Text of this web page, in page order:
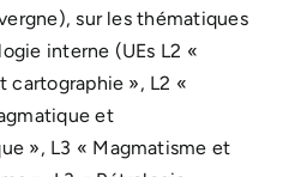
sur les thématiques
interne (UEs L2 «
cartographie », L2 «
et
», L3 « Magmatisme et